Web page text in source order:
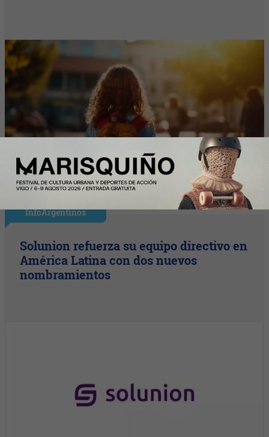
InfoArgentinos
Solunion refuerza su equipo directivo en
América Latina con dos nuevos
nombramientos